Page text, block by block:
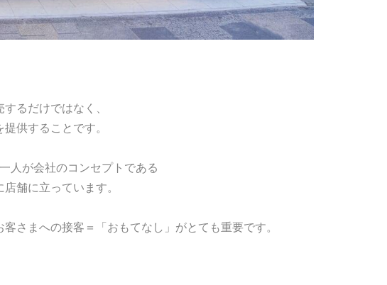
るだけではなく、
供することです。
人が会社のコンセプトである
舗に立っています。
さまへの接客＝「おもてなし」がとても重要です。